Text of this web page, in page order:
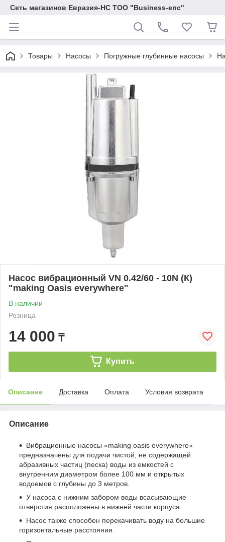
Сеть магазинов Евразия-НС ТОО "Business-enc"
Товары Насосы Погружные глубинные насосы
Насос вибрационный VN 0.42/60 - 10N (К)
"making Оasis everywhere"
В наличии
Розница
14 000 ₸
Купить
Описание Доставка Оплата Условия возврата
Описание
Вибрационные насосы «making oasis everywhere»
предназначены для подачи чистой, не содержащей
абразивных частиц (песка) воды из емкостей с
внутренним диаметром более 100 мм и открытых
водоемов с глубины до 3 метров.
У насоса с нижним забором воды всасывающие
отверстия расположены в нижней части корпуса.
Насос также способен перекачивать воду на большие
горизонтальные расстояния.